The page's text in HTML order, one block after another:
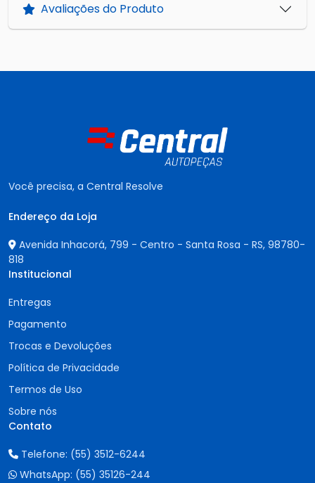
Avaliações do Produto
Você precisa, a Central Resolve
Endereço da Loja
Avenida Inhacorá, 799 - Centro - Santa Rosa - RS, 98780-
818
Institucional
Entregas
Pagamento
Trocas e Devoluções
Política de Privacidade
Termos de Uso
Sobre nós
Contato
Telefone: (55) 3512-6244
WhatsApp: (55) 35126-244